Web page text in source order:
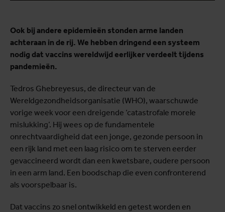
Ook bij andere epidemieën stonden arme landen
achteraan in de rij. We hebben dringend een systeem
nodig dat vaccins wereldwijd eerlijker verdeelt tijdens
pandemieën.
Tedros Ghebreyesus, de directeur van de
Wereldgezondheidsorganisatie (WHO), waarschuwde
vorige week voor een dreigende ‘catastrofale morele
mislukking’. Hij wees op de fundamentele
onrechtvaardigheid dat een jonge, gezonde persoon in
een rijk land met een laag risico om te sterven eerder
gevaccineerd wordt dan een kwetsbare, oudere persoon
in een arm land. Een boodschap die even confronterend
als voorspelbaar is.
Dat vaccins zo snel ontwikkeld en getest worden en